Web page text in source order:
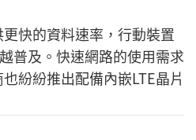
快的資料速率，行動裝置
普及。快速網路的使用需求
紛紛推出配備內嵌LTE晶片